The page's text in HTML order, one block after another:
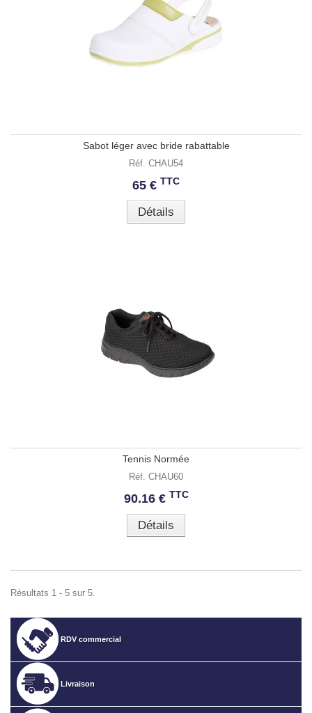
Sabot léger avec bride rabattable
Réf. CHAU54
65 € TTC
Détails
Tennis Normée
Réf. CHAU60
90.16 € TTC
Détails
Résultats 1 - 5 sur 5.
RDV commercial
Livraison